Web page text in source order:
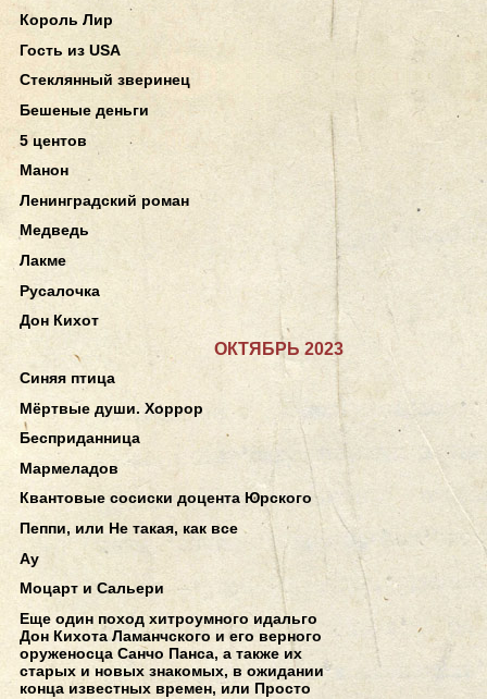
Король Лир
Гость из USA
Стеклянный зверинец
Бешеные деньги
5 центов
Манон
Ленинградский роман
Медведь
Лакме
Русалочка
Дон Кихот
ОКТЯБРЬ 2023
Синяя птица
Мёртвые души. Хоррор
Бесприданница
Мармеладов
Квантовые сосиски доцента Юрского
Пеппи, или Не такая, как все
Ау
Моцарт и Сальери
Еще один поход хитроумного идальго
Дон Кихота Ламанчского и его верного
оруженосца Санчо Панса, а также их
старых и новых знакомых, в ожидании
конца известных времен, или Просто